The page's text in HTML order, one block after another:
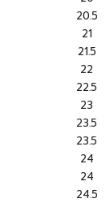
20.5
21
21.5
22
22.5
23
23.5
23.5
24
24
24.5